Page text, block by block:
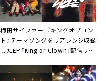
梅田サイファー、『キングオブコン
ト』テーマソングをリアレンジ収録
したEP「King or Clown」配信リリ